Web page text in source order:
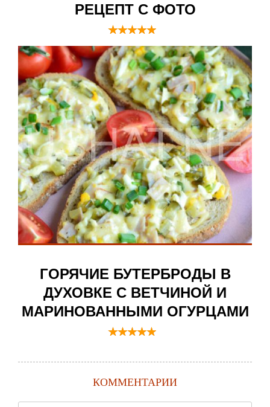
РЕЦЕПТ С ФОТО
ГОРЯЧИЕ БУТЕРБРОДЫ В
ДУХОВКЕ С ВЕТЧИНОЙ И
МАРИНОВАННЫМИ ОГУРЦАМИ
КОММЕНТАРИИ